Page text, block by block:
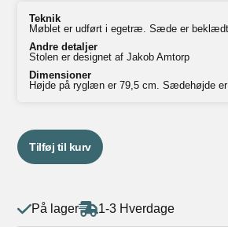
Teknik
Møblet er udført i egetræ. Sæde er
Andre detaljer
Stolen er designet af Jakob Amtorp
Dimensioner
Højde på ryglæn er 79,5 cm. Sædehøjde
Tilføj til kurv
På lager 1-3 Hverdage